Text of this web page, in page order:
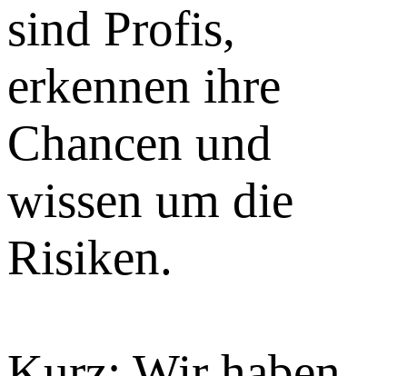
sind Profis,
erkennen ihre
Chancen und
wissen um die
Risiken.